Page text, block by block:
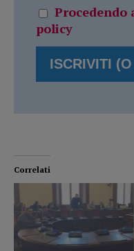
policy
Correlati